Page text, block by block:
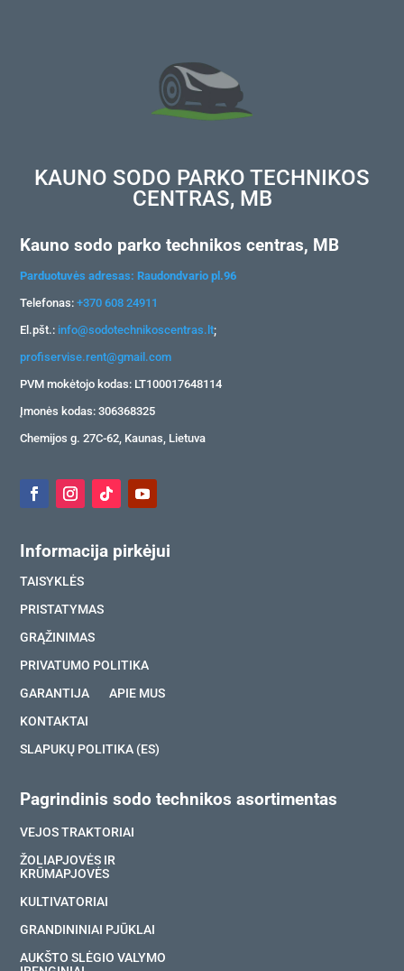
KAUNO SODO PARKO TECHNIKOS
CENTRAS, MB
Kauno sodo parko technikos centras, MB
Parduotuvės adresas: Raudondvario pl.96
Telefonas:+370 608 24911
El.pšt.: info@sodotechnikoscentras.lt;
profiservise.rent@gmail.com
PVM mokėtojo kodas: LT100017648114
Įmonės kodas: 306368325
Chemijos g. 27C-62, Kaunas, Lietuva
Informacija pirkėjui
TAISYKLĖS
PRISTATYMAS
GRĄŽINIMAS
PRIVATUMO POLITIKA
GARANTIJA
APIE MUS
KONTAKTAI
SLAPUKŲ POLITIKA (ES)
Pagrindinis sodo technikos asortimentas
VEJOS TRAKTORIAI
ŽOLIAPJOVĖS IR
KRŪMAPJOVĖS
KULTIVATORIAI
GRANDININIAI PJŪKLAI
AUKŠTO SLĖGIO VALYMO